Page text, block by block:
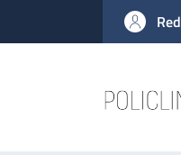
al contenuto principale
to footer content